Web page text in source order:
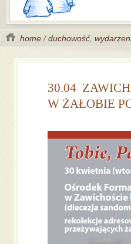
home /duchowość
30.04
W ŻAŁOBIE